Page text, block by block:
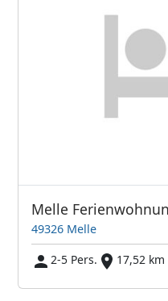
Melle
49326 Melle
2-5 Pers.
17,52 km